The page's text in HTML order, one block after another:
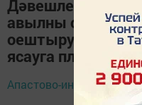
Дәвешлеләр
авылны су белән
оештыруга, шул
ясауга
Апастово-информ, 18